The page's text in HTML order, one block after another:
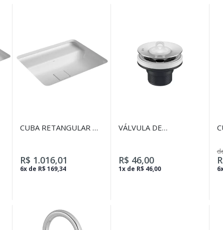
CUBA RETANGULAR DE
BRANCO
R$ 1.016,01
6x de R$ 169,34
VÁLVULA DE
LAVATÓRIO, CUBA E
BIDÊ CROMADO
R$ 46,00
1x de R$ 46,00